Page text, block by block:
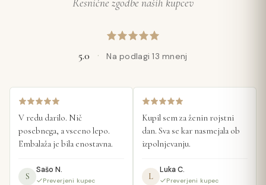
5.0 · Na podlagi 13 mnenj
V redu darilo. Nič
posebnega, a vseeno lepo.
Embalaža je bila enostavna.
S
Sašo N.
Preverjeni kupec
Kupil sem za ženin rojstni
dan. Sva se kar nasmejala ob
izpolnjevanju.
L
Luka C.
Preverjeni kupec